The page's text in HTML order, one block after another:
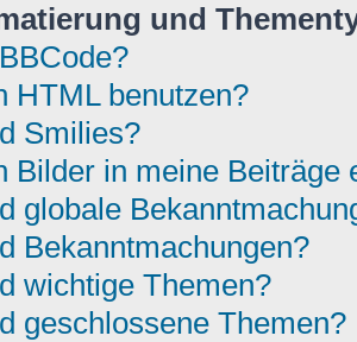
und
HTML benutzen?
Smilies?
Bilder in meine Beiträge
globale
Bekanntmachungen?
wichtige Themen?
geschlossene Themen?